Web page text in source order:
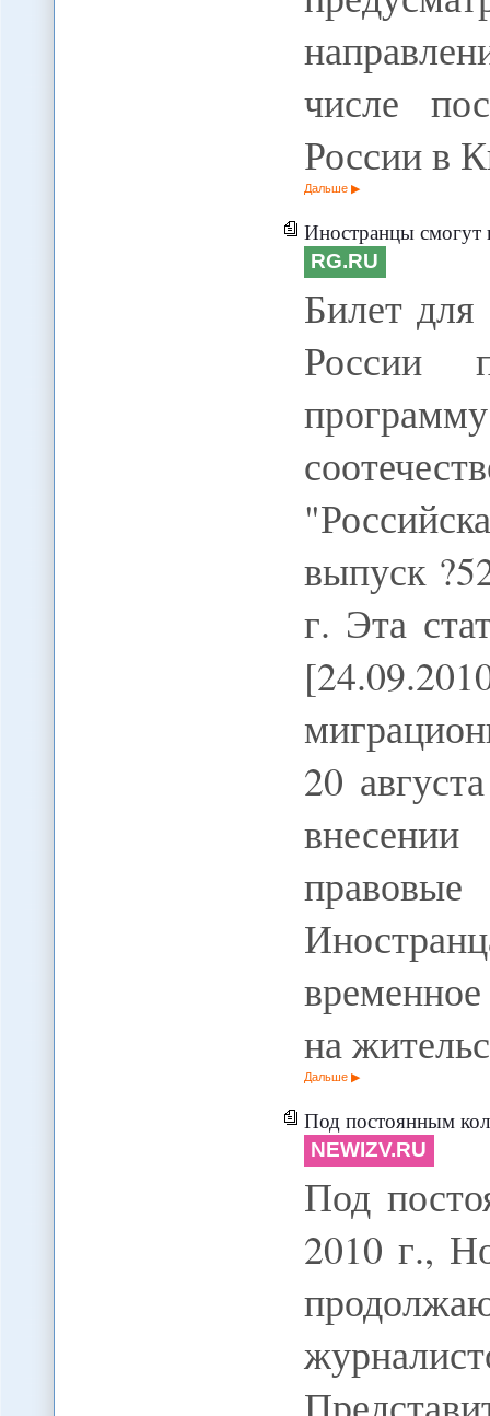
числе
России в
Дальше
Иностранцы смогут получить
RG.RU
Билет
России
выпуск
г. Эта
20
на
Дальше
Под постоянным колпаком.
NEWIZV.RU
Под
2010 г.,